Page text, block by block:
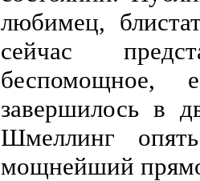
любимец,
сейчас
завершилось в
Шмеллинг
мощнейший